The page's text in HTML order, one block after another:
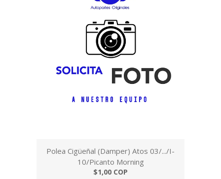
Polea Cigüeñal (Damper) Atos 03/.../I-
10/Picanto Morning
$1,00 COP